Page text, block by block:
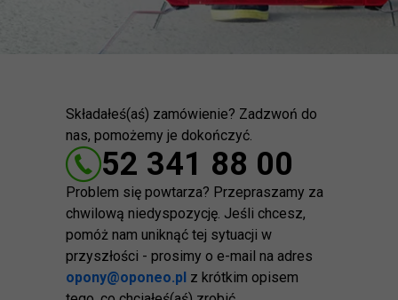
Składałeś(aś) zamówienie? Zadzwoń do
nas, pomożemy je dokończyć.
52 341 88 00
Problem się powtarza? Przepraszamy za
chwilową niedyspozycję. Jeśli chcesz,
pomóż nam uniknąć tej sytuacji w
przyszłości - prosimy o e-mail na adres
opony@oponeo.pl z krótkim opisem